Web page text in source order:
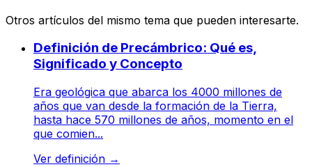
Otros artículos del mismo tema que pueden interesarte.
Definición de Precámbrico: Qué es,
Significado y Concepto
Era geológica que abarca los 4000 millones de
años que van desde la formación de la Tierra,
hasta hace 570 millones de años, momento en el
que comien...
Ver definición →